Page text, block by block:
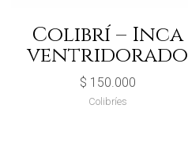
Colibrí – Inca
ventridorado
$ 150.000
Colibríes